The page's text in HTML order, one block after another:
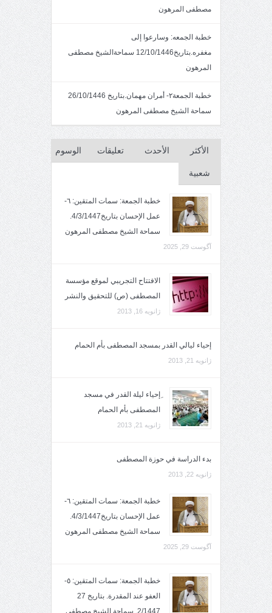
مصطفى المرهون
خطبة الجمعه: وسارعوا إلى
مغفره.بتاريخ12/10/1446 سماحةالشيخ مصطفى
المرهون
خطبة الجمعة٢- أمران مهمان.بتاريخ 26/10/1446
سماحة الشيخ مصطفى المرهون
الأكثر
شعبية
الأحدث تعليقات الوسوم
خطبة الجمعة: سمات المتقين: ٦-
عمل الإحسان بتاريخ4/3/1447.
سماحة الشيخ مصطفى المرهون
آگوست 29, 2025
الافتتاح التجريبي لموقع مؤسسة
المصطفى (ص) للتحقيق والنشر
ژانویه 16, 2013
إحياء ليالي القدر بمسجد المصطفى بأم الحمام
ژانویه 21, 2013
ِإحياء ليلة القدر في مسجد
المصطفى بأم الحمام
ژانویه 21, 2013
بدء الدراسة في حوزة المصطفى
ژانویه 22, 2013
خطبة الجمعة: سمات المتقين: ٦-
عمل الإحسان بتاريخ4/3/1447.
سماحة الشيخ مصطفى المرهون
آگوست 29, 2025
خطبة الجمعة: سمات المتقين: ٥-
العفو عند المقدرة. بتاريخ 27
2/1447. سماحة الشيخ مصطفى